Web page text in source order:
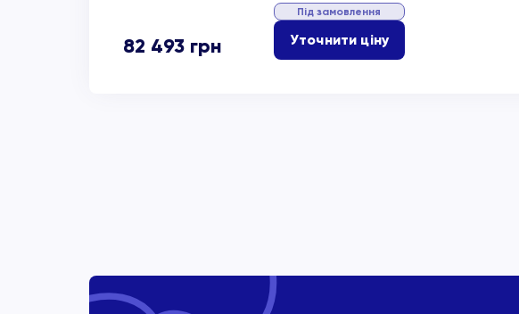
82 493 грн
Під замовлення
Уточнити ціну